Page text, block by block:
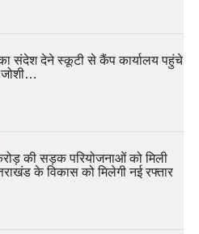
संदेश देने स्कूटी से कैंप कार्यालय पहुंचे
की सड़क परियोजनाओं को मिली
के विकास को मिलेगी नई रफ्तार